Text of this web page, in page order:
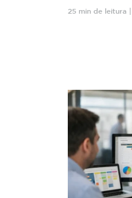
25 min de leitura